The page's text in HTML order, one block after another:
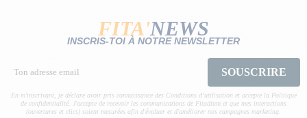
FITA'NEWS
INSCRIS-TOI À NOTRE NEWSLETTER
SOUSCRIRE
En m'inscrivant, je déclare avoir pris connaissance des Conditions d’utilisation et accepte la Politique
de confidentialité. J'accepte de recevoir les communications de Fitadium et que mes interactions
(ouvertures et clics) soient mesurées afin d'évaluer et d'améliorer nos campagnes marketing.